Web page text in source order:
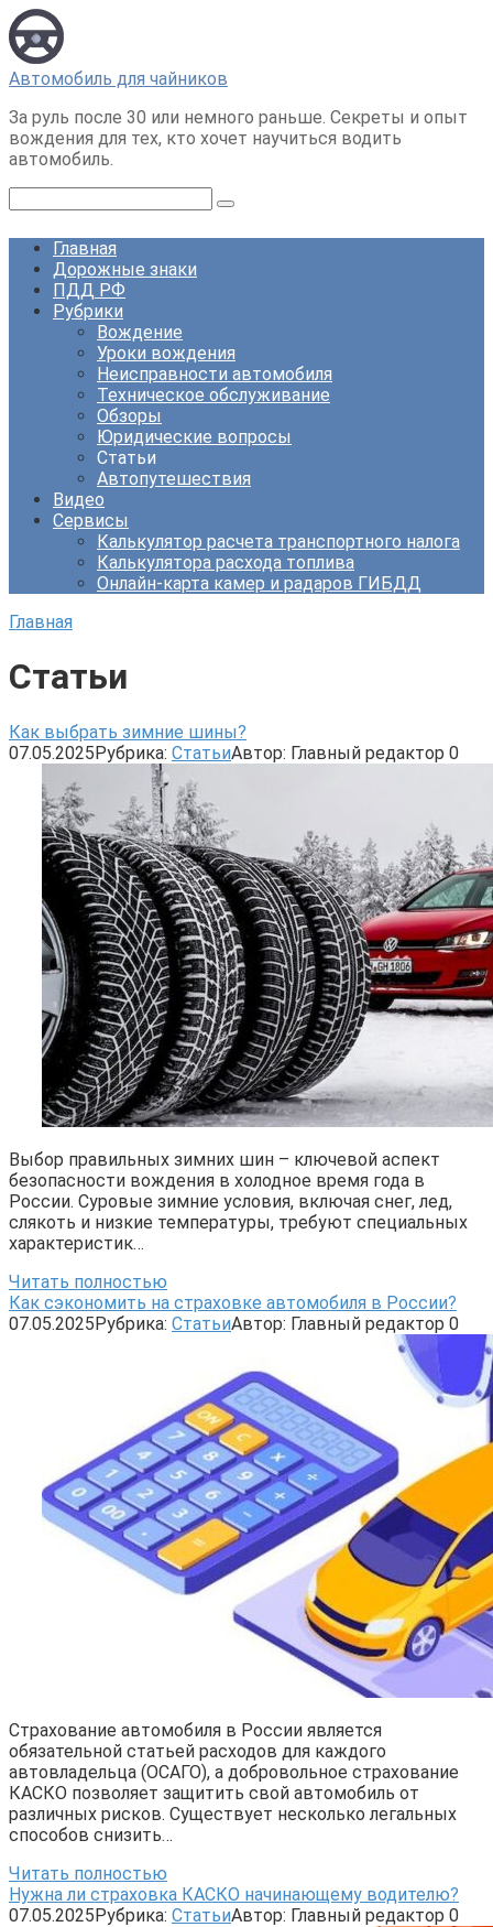
Перейти
к
контенту
Автомобиль для чайников
За руль после 30 или немного раньше. Секреты и опыт
вождения для тех, кто хочет научиться водить
автомобиль.
Главная
Дорожные знаки
ПДД РФ
Рубрики
Вождение
Уроки вождения
Неисправности автомобиля
Техническое обслуживание
Обзоры
Юридические вопросы
Статьи
Автопутешествия
Видео
Сервисы
Калькулятор расчета транспортного налога
Калькулятора расхода топлива
Онлайн-карта камер и радаров ГИБДД
Главная
Статьи
Как выбрать зимние шины?
07.05.2025Рубрика: СтатьиАвтор: Главный редактор 0
Выбор правильных зимних шин – ключевой аспект
безопасности вождения в холодное время года в
России. Суровые зимние условия, включая снег, лед,
слякоть и низкие температуры, требуют специальных
характеристик…
Читать полностью
Как сэкономить на страховке автомобиля в России?
07.05.2025Рубрика: СтатьиАвтор: Главный редактор 0
Страхование автомобиля в России является
обязательной статьей расходов для каждого
автовладельца (ОСАГО), а добровольное страхование
КАСКО позволяет защитить свой автомобиль от
различных рисков. Существует несколько легальных
способов снизить…
Читать полностью
Нужна ли страховка КАСКО начинающему водителю?
07.05.2025Рубрика: СтатьиАвтор: Главный редактор 0